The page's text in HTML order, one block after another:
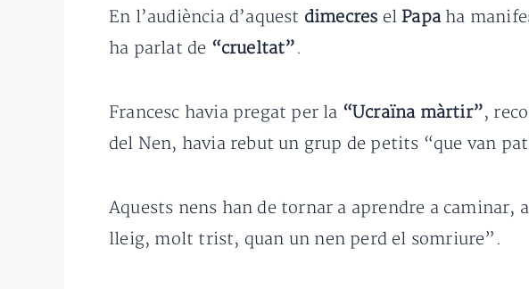
En l’audiència d’aquest dimecres elPapa ha
ha parlat de “crueltat”.
Francesc havia pregat per la “Ucraïna màrtir”,
del Nen, havia rebut un grup de petits “que van
Aquests nens han de tornar a aprendre a
lleig, molt trist, quan un nen perd el somriure”.